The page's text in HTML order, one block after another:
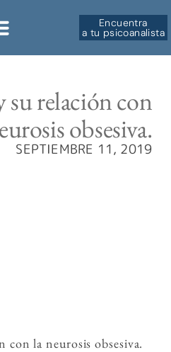
Encuentra
a tu psicoanalista
su relación con
obsesiva.
SEPTIEMBRE 11, 2019
con la neurosis obsesiva.